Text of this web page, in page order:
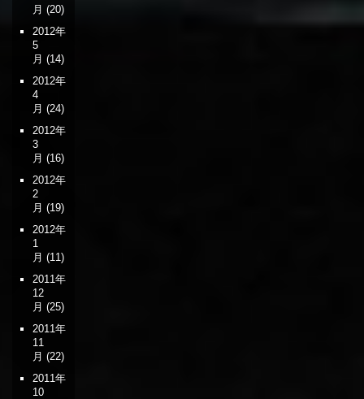
月 (20)
2012年
5
月 (14)
2012年
4
月 (24)
2012年
3
月 (16)
2012年
2
月 (19)
2012年
1
月 (11)
2011年
12
月 (25)
2011年
11
月 (22)
2011年
10